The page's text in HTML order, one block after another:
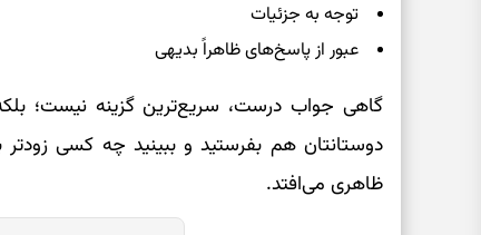
توجه به جزئیات
عبور از پاسخ‌های ظاهراً بدیهی
گاهی جواب درست، سریع‌ترین گزینه نیست؛
دوستانتان هم بفرستید و ببینید چه کسی
ظاهری می‌افتد.